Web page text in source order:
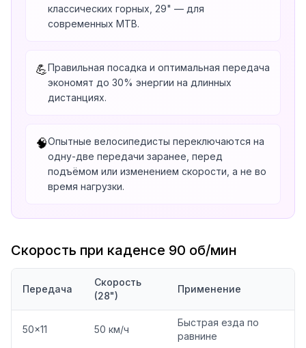
классических горных, 29" — для
современных MTB.
💪Правильная посадка и оптимальная передача
экономят до 30% энергии на длинных
дистанциях.
🧠Опытные велосипедисты переключаются на
одну-две передачи заранее, перед
подъёмом или изменением скорости, а не во
время нагрузки.
Скорость при каденсе 90 об/мин
Передача
Скорость
(28")
Применение
50×11 50 км/ч
Быстрая езда по
равнине